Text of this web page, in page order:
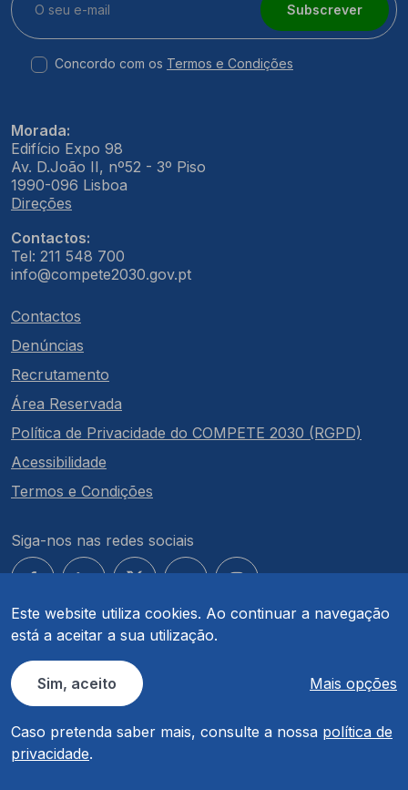
Este website utiliza cookies. Ao continuar a navegação
está a aceitar a sua utilização.
Sim, aceito Mais opções
Caso pretenda saber mais, consulte a nossa política de
privacidade.
Subscrever
Concordo com os Termos e Condições
Morada:
Edifício Expo 98
Av. D.João II, nº52 - 3º Piso
1990-096 Lisboa
Direções
Contactos:
Tel: 211 548 700
info@compete2030.gov.pt
Contactos
Denúncias
Recrutamento
Área Reservada
Política de Privacidade do COMPETE 2030 (RGPD)
Acessibilidade
Termos e Condições
Siga-nos nas redes sociais
© COMPETE 2030. Todos os direitos reservados.